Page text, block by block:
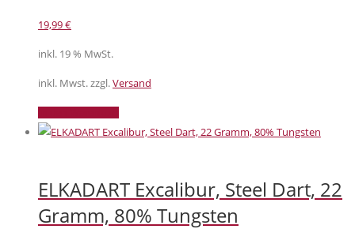
19,99€
inkl. 19 % MwSt.
inkl. Mwst. zzgl.Versand
ELKADART Excalibur, Steel Dart, 22
Gramm, 80% Tungsten